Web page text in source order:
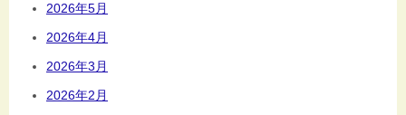
2026年5月
2026年4月
2026年3月
2026年2月